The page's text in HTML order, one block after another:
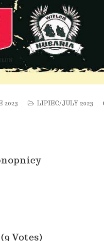
2023 LIPIEC/JULY 2023
Votes)